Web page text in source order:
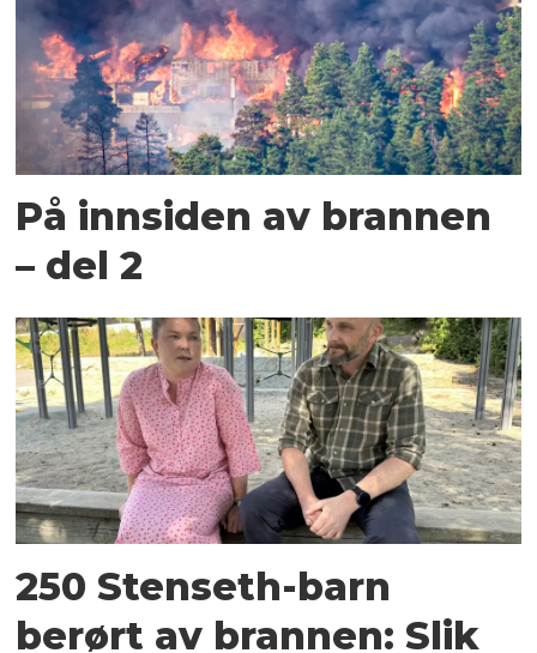
På innsiden av brannen
– del 2
250 Stenseth-barn
berørt av brannen: Slik